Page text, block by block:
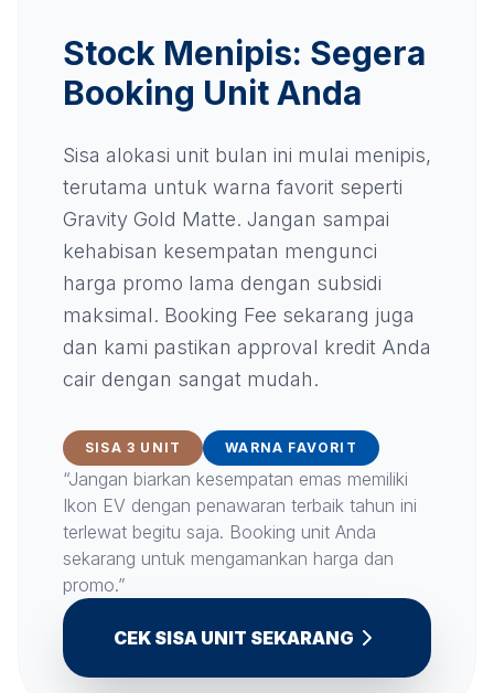
Stock Menipis: Segera
Booking Unit Anda
Sisa alokasi unit bulan ini mulai menipis,
terutama untuk warna favorit seperti
Gravity Gold Matte. Jangan sampai
kehabisan kesempatan mengunci
harga promo lama dengan subsidi
maksimal. Booking Fee sekarang juga
dan kami pastikan approval kredit Anda
cair dengan sangat mudah.
SISA 3 UNIT WARNA FAVORIT
“Jangan biarkan kesempatan emas memiliki
Ikon EV dengan penawaran terbaik tahun ini
terlewat begitu saja. Booking unit Anda
sekarang untuk mengamankan harga dan
promo.”
CEK SISA UNIT SEKARANG